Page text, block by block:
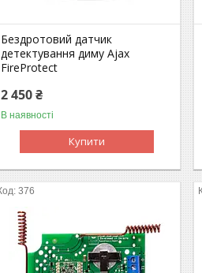
Бездротовий датчик
детектування диму Ajax
FireProtect
2 450 ₴
В наявності
Купити
376